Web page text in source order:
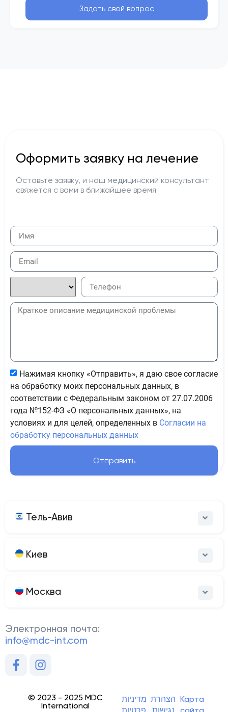
Задать свой вопрос
Оформить заявку на лечение
Оставьте заявку, и наш медицинский консультант
свяжется с вами в ближайшее время
Нажимая кнопку «Отправить», я даю свое согласие
на обработку моих персональных данных, в
соответствии с Федеральным законом от 27.07.2006
года №152-ФЗ «О персональных данных», на
условиях и для целей, определенных в Согласии на
обработку персональных данных
Отправить
Тель-Авив
Киев
Москва
Электронная почта:
info@mdc-int.com
© 2023 - 2025 MDC
International
מדיניות הצהרת Карта